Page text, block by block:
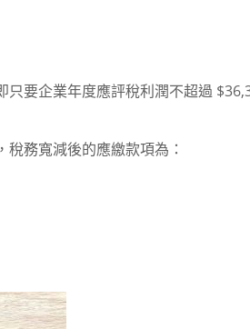
只要企業年度應評稅利潤不超過
務寬減後的應繳款項為：